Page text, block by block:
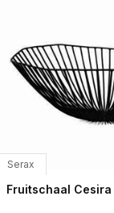
Serax
Fruitschaal Cesira